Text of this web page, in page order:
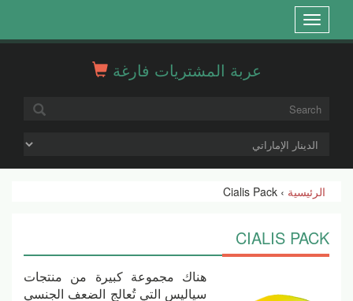
عربة المشتريات فارغة
Open
menu
الرئيسية › Cialis Pack
CIALIS PACK
هناك مجموعة كبيرة من منتجات
سياليس التي تُعالج الضعف الجنسي